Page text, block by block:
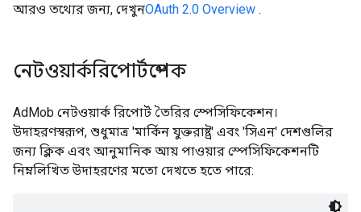
আরও তথ্যের জন্য, দেখুনOAuth 2.0 Overview .
নেটওয়ার্করিপোর্টস্পেক
AdMob নেটওয়ার্ক রিপোর্ট তৈরির স্পেসিফিকেশন।
উদাহরণস্বরূপ, শুধুমাত্র 'মার্কিন যুক্তরাষ্ট্র' এবং 'সিএন' দেশগুলির
জন্য ক্লিক এবং আনুমানিক আয় পাওয়ার স্পেসিফিকেশনটি
নিম্নলিখিত উদাহরণের মতো দেখতে হতে পারে: